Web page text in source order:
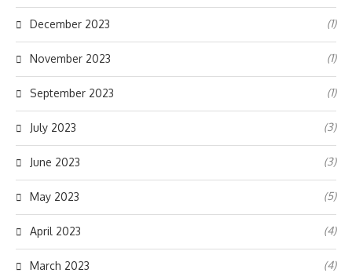
December 2023 (1)
November 2023 (1)
September 2023 (1)
July 2023 (3)
June 2023 (3)
May 2023 (5)
April 2023 (4)
March 2023 (4)